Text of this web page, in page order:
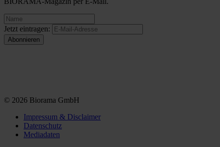
Jetzt eintragen:
© 2026 Biorama GmbH
Impressum & Disclaimer
Datenschutz
Mediadaten